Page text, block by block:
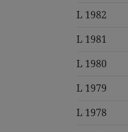
L 1982
L 1981
L 1980
L 1979
L 1978